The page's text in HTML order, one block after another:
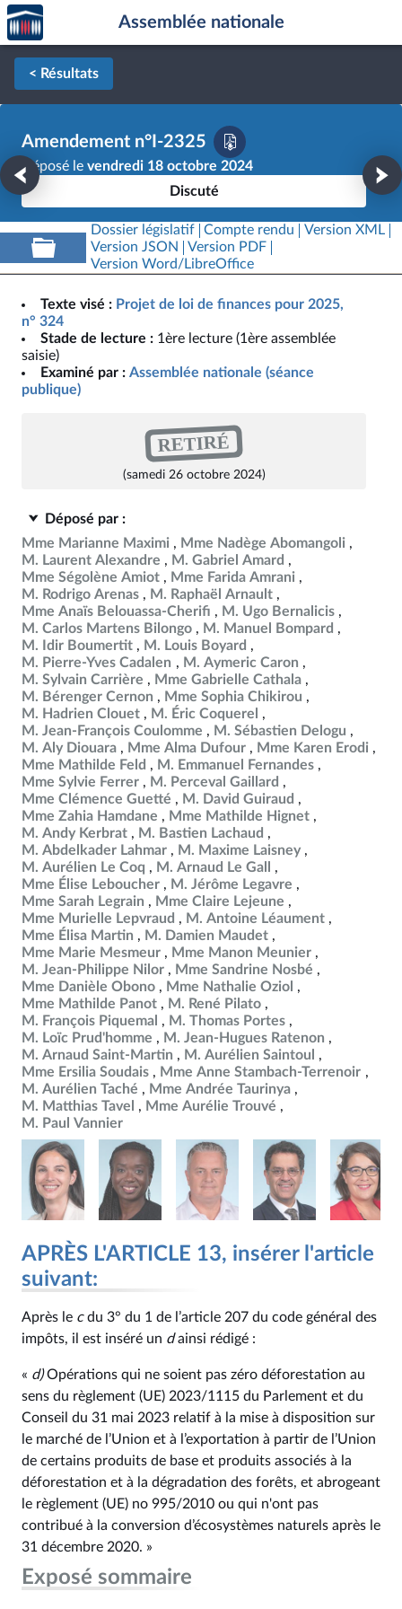
Aller au contenu
Aller en bas de la page
Accèder
à la
page
d'accueil
Assemblée nationale
< Résultats
Amendement n°I-2325
Déposé le vendredi 18 octobre 2024
Discuté
Dossier législatif Compte rendu
Version XML
Version JSON
Version PDF
Version Word/LibreOffice
Texte visé : Projet de loi de finances pour 2025,
n° 324
Stade de lecture : 1ère lecture (1ère assemblée
saisie)
Examiné par : Assemblée nationale (séance
publique)
RETIRÉ
(samedi 26 octobre 2024)
Déposé par :
Mme Marianne Maximi
Mme Nadège Abomangoli
M. Laurent Alexandre
M. Gabriel Amard
Mme Ségolène Amiot
Mme Farida Amrani
M. Rodrigo Arenas
M. Raphaël Arnault
Mme Anaïs Belouassa-Cherifi
M. Ugo Bernalicis
M. Carlos Martens Bilongo
M. Manuel Bompard
M. Idir Boumertit
M. Louis Boyard
M. Pierre-Yves Cadalen
M. Aymeric Caron
M. Sylvain Carrière
Mme Gabrielle Cathala
M. Bérenger Cernon
Mme Sophia Chikirou
M. Hadrien Clouet
M. Éric Coquerel
M. Jean-François Coulomme
M. Sébastien Delogu
M. Aly Diouara
Mme Alma Dufour
Mme Karen Erodi
Mme Mathilde Feld
M. Emmanuel Fernandes
Mme Sylvie Ferrer
M. Perceval Gaillard
Mme Clémence Guetté
M. David Guiraud
Mme Zahia Hamdane
Mme Mathilde Hignet
M. Andy Kerbrat
M. Bastien Lachaud
M. Abdelkader Lahmar
M. Maxime Laisney
M. Aurélien Le Coq
M. Arnaud Le Gall
Mme Élise Leboucher
M. Jérôme Legavre
Mme Sarah Legrain
Mme Claire Lejeune
Mme Murielle Lepvraud
M. Antoine Léaument
Mme Élisa Martin
M. Damien Maudet
Mme Marie Mesmeur
Mme Manon Meunier
M. Jean-Philippe Nilor
Mme Sandrine Nosbé
Mme Danièle Obono
Mme Nathalie Oziol
Mme Mathilde Panot
M. René Pilato
M. François Piquemal
M. Thomas Portes
M. Loïc Prud'homme
M. Jean-Hugues Ratenon
M. Arnaud Saint-Martin
M. Aurélien Saintoul
Mme Ersilia Soudais
Mme Anne Stambach-Terrenoir
M. Aurélien Taché
Mme Andrée Taurinya
M. Matthias Tavel
Mme Aurélie Trouvé
M. Paul Vannier
APRÈS L'ARTICLE 13, insérer l'article
suivant:
Après le cdu 3° du 1 de l’article 207 du code général des
impôts, il est inséré un dainsi rédigé :
« d)Opérations qui ne soient pas zéro déforestation au
sens du règlement (UE) 2023/1115 du Parlement et du
Conseil du 31 mai 2023 relatif à la mise à disposition sur
le marché de l’Union et à l’exportation à partir de l’Union
de certains produits de base et produits associés à la
déforestation et à la dégradation des forêts, et abrogeant
le règlement (UE) no 995/2010 ou qui n'ont pas
contribué à la conversion d’écosystèmes naturels après le
31 décembre 2020. »
Exposé sommaire